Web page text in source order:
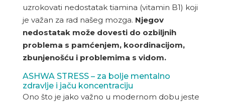
uzrokovati nedostatak tiamina (vitamin B1) koji
je važan za rad našeg mozga. Njegov
nedostatak može dovesti do ozbiljnih
problema s pamćenjem, koordinacijom,
zbunjenošću i problemima s vidom.
ASHWA STRESS – za bolje mentalno
zdravlje i jaču koncentraciju
Ono što je jako važno u modernom dobu jeste